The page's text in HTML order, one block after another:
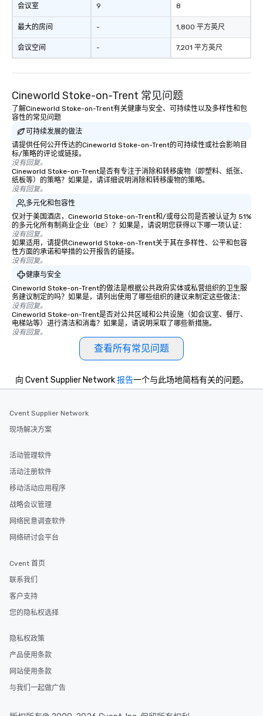
会议室
最大的房间
会议空间
9
-
-
8
1,800 平方英尺
7,201 平方英尺
Cineworld Stoke-on-Trent 常见问题
了解Cineworld Stoke-on-Trent有关健康与安全、可持续性以及多样性和包
容性的常见问题
可持续发展的做法
请提供任何公开传达的Cineworld Stoke-on-Trent的可持续性或社会影响目
标/策略的评论或链接。
没有回复。
Cineworld Stoke-on-Trent是否有专注于消除和转移废物（即塑料、纸张、
纸板等）的策略？如果是，请详细说明消除和转移废物的策略。
没有回复。
多元化和包容性
仅对于美国酒店，Cineworld Stoke-on-Trent和/或母公司是否被认证为 51%
的多元化所有制商业企业（BE）？如果是，请说明您获得以下哪一项认证：
没有回复。
如果适用，请提供Cineworld Stoke-on-Trent关于其在多样性、公平和包容
性方面的承诺和举措的公开报告的链接。
没有回复。
健康与安全
Cineworld Stoke-on-Trent的做法是根据公共政府实体或私营组织的卫生服
务建议制定的吗？如果是，请列出使用了哪些组织的建议来制定这些做法：
没有回复。
Cineworld Stoke-on-Trent是否对公共区域和公共设施（如会议室、餐厅、
电梯站等）进行清洁和消毒？如果是，请说明采取了哪些新措施。
没有回复。
查看所有常见问题
向 Cvent Supplier Network报告一个与此场地简档有关的问题。
Cvent Supplier Network
现场解决方案
活动管理软件
活动注册软件
移动活动应用程序
战略会议管理
网络民意调查软件
网络研讨会平台
Cvent 首页
联系我们
客户支持
您的隐私权选择
隐私权政策
产品使用条款
网站使用条款
与我们一起做广告